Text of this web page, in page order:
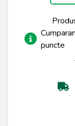
puncte